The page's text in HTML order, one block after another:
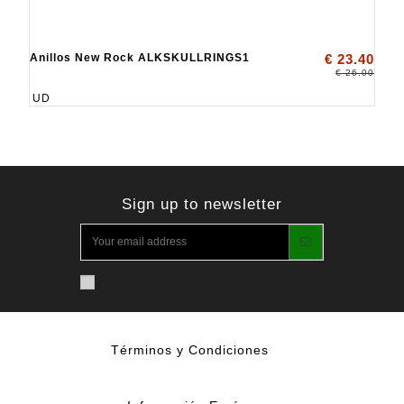
Anillos New Rock ALKSKULLRINGS1 € 23.40
€ 26.00
UD
Sign up to newsletter
Términos y Condiciones